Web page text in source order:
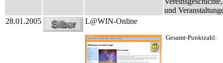
und
28.01.2005
L@WIN-Online
Gesamt-Punktzahl: